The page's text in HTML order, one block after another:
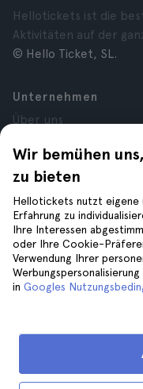
Wir bemühen
zu bieten
Hellotickets nutzt eigene
Erfahrung zu
Ihre Interessen
oder Ihre Cookie-
Verwendung Ihrer
in Googles
Hellotickets ist die
Aktivitäten auf der
© Hello Ticket, SL.
Unternehmen
Über uns
Partner
Bewertungen
Datenschutz
Allgemeine
Geschäftsbedingungen
Cookies
Impressum
Hilfe